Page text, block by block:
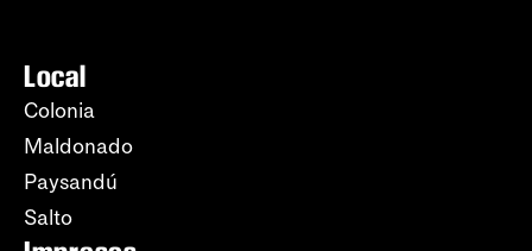
Local
Colonia
Maldonado
Paysandú
Salto